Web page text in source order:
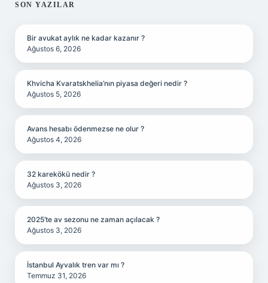
SIDEBAR
SON YAZILAR
Bir avukat aylık ne kadar kazanır ?
Ağustos 6, 2026
Khvicha Kvaratskhelia’nın piyasa değeri nedir ?
Ağustos 5, 2026
Avans hesabı ödenmezse ne olur ?
Ağustos 4, 2026
32 karekökü nedir ?
Ağustos 3, 2026
2025’te av sezonu ne zaman açılacak ?
Ağustos 3, 2026
İstanbul Ayvalık tren var mı ?
Temmuz 31, 2026